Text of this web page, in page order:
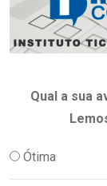
Qual a sua
Ótima